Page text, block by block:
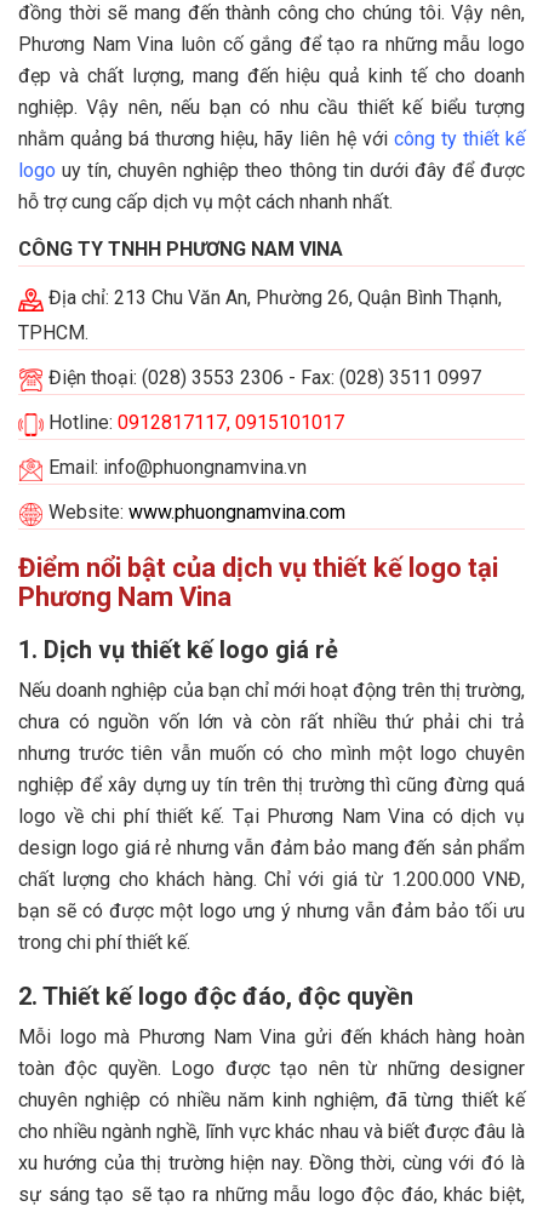
đồng thời sẽ mang đến thành công cho chúng tôi. Vậy nên,
Phương Nam Vina luôn cố gắng để tạo ra những mẫu logo
đẹp và chất lượng, mang đến hiệu quả kinh tế cho doanh
nghiệp. Vậy nên, nếu bạn có nhu cầu thiết kế biểu tượng
nhằm quảng bá thương hiệu, hãy liên hệ với công ty thiết kế
logo uy tín, chuyên nghiệp theo thông tin dưới đây để được
hỗ trợ cung cấp dịch vụ một cách nhanh nhất.
CÔNG TY TNHH PHƯƠNG NAM VINA
Địa chỉ: 213 Chu Văn An, Phường 26, Quận Bình Thạnh,
TPHCM.
Điện thoại: (028) 3553 2306 - Fax: (028) 3511 0997
Hotline: 0912817117, 0915101017
Email: info@phuongnamvina.vn
Website: www.phuongnamvina.com
Điểm nổi bật của dịch vụ thiết kế logo tại
Phương Nam Vina
1. Dịch vụ thiết kế logo giá rẻ
Nếu doanh nghiệp của bạn chỉ mới hoạt động trên thị trường,
chưa có nguồn vốn lớn và còn rất nhiều thứ phải chi trả
nhưng trước tiên vẫn muốn có cho mình một logo chuyên
nghiệp để xây dựng uy tín trên thị trường thì cũng đừng quá
logo về chi phí thiết kế. Tại Phương Nam Vina có dịch vụ
design logo giá rẻ nhưng vẫn đảm bảo mang đến sản phẩm
chất lượng cho khách hàng. Chỉ với giá từ 1.200.000 VNĐ,
bạn sẽ có được một logo ưng ý nhưng vẫn đảm bảo tối ưu
trong chi phí thiết kế.
2. Thiết kế logo độc đáo, độc quyền
Mỗi logo mà Phương Nam Vina gửi đến khách hàng hoàn
toàn độc quyền. Logo được tạo nên từ những designer
chuyên nghiệp có nhiều năm kinh nghiệm, đã từng thiết kế
cho nhiều ngành nghề, lĩnh vực khác nhau và biết được đâu là
xu hướng của thị trường hiện nay. Đồng thời, cùng với đó là
sự sáng tạo sẽ tạo ra những mẫu logo độc đáo, khác biệt,